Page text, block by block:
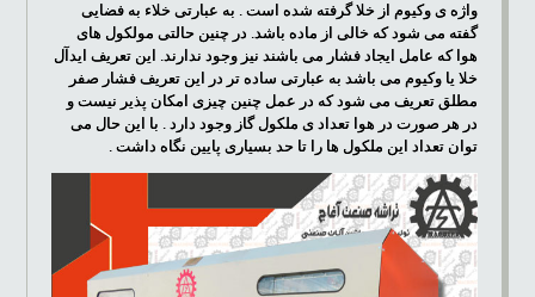
واژه ی وکیوم از خلا گرفته شده است . به عبارتی خلاء به فضایی
گفته می شود که خالی از ماده باشد. در چنین حالتی مولکول های
هوا که عامل ایجاد فشار می باشند نیز وجود ندارند. این تعریف ایدآل
خلا یا وکیوم می باشد به عبارتی ساده تر در این تعریف فشار صفر
مطلق تعریف می شود که در عمل چنین چیزی امکان پذیر نیست و
در هر صورت در هوا تعداد ی ملکول گاز وجود دارد . با این حال می
توان تعداد این ملکول ها را تا حد بسیاری پایین نگاه داشت .